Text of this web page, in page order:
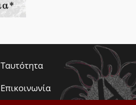
Ταυτότητα
Επικοινωνία